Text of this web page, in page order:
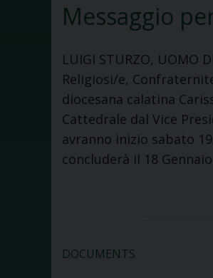
Messaggio
LUIGI STURZO, UOMO
Religiosi/e,
diocesana calatina
Cattedrale dal Vice
avranno inizio sabato
concluderà il 18
DOCUMENTS